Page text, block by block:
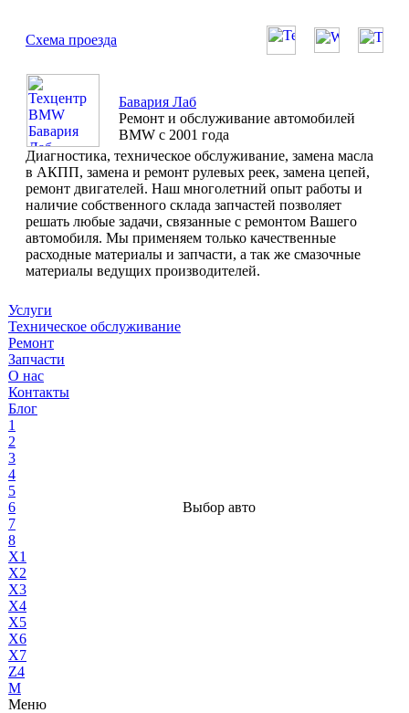
Схема проезда
Бавария Лаб
Ремонт и обслуживание автомобилей
BMW с 2001 года
Диагностика, техническое обслуживание, замена масла
в АКПП, замена и ремонт рулевых реек, замена цепей,
ремонт двигателей. Наш многолетний опыт работы и
наличие собственного склада запчастей позволяет
решать любые задачи, связанные с ремонтом Вашего
автомобиля. Мы применяем только качественные
расходные материалы и запчасти, а так же смазочные
материалы ведущих производителей.
Услуги
Техническое обслуживание
Ремонт
Запчасти
О нас
Контакты
Блог
1
2
3
4
5
6
7
8
X1
X2
X3
X4
X5
X6
X7
Z4
М
Меню
Выбор авто